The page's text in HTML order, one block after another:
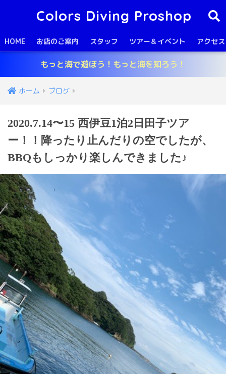
Colors Diving Proshop
HOME お店のご案内 スタッフ ツアー＆イベント アクセス
もっと海で遊ぼう！もっと海を知ろう！
ホーム ブログ
2020.7.14〜15 西伊豆1泊2日田子ツア
ー！！降ったり止んだりの空でしたが、
BBQもしっかり楽しんできました♪